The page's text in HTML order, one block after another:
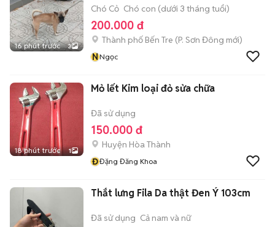
16 phút trước 3
Chó Cỏ Chó con (dưới 3 tháng tuổi)
200.000 đ
Thành phố Bến Tre (P. Sơn Đông mới)
NNgọc
18 phút trước 1
Mỏ lết Kim loại đỏ sửa chữa
Đã sử dụng
150.000 đ
Huyện Hòa Thành
ĐĐặng Đăng Khoa
Thắt lưng Fila Da thật Đen Ý 103cm
Đã sử dụng Cả nam và nữ